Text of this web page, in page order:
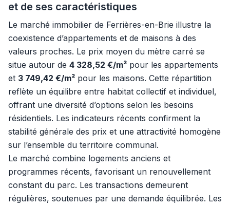
et de ses caractéristiques
Le marché immobilier de Ferrières-en-Brie illustre la
coexistence d’appartements et de maisons à des
valeurs proches. Le prix moyen du mètre carré se
situe autour de 4 328,52 €/m² pour les appartements
et 3 749,42 €/m² pour les maisons. Cette répartition
reflète un équilibre entre habitat collectif et individuel,
offrant une diversité d’options selon les besoins
résidentiels. Les indicateurs récents confirment la
stabilité générale des prix et une attractivité homogène
sur l’ensemble du territoire communal.
Le marché combine logements anciens et
programmes récents, favorisant un renouvellement
constant du parc. Les transactions demeurent
régulières, soutenues par une demande équilibrée. Les